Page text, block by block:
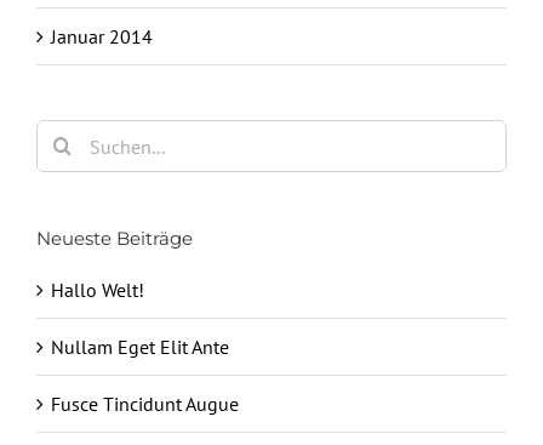
Januar 2014
Suche
nach:
Neueste Beiträge
Hallo Welt!
Nullam Eget Elit Ante
Fusce Tincidunt Augue